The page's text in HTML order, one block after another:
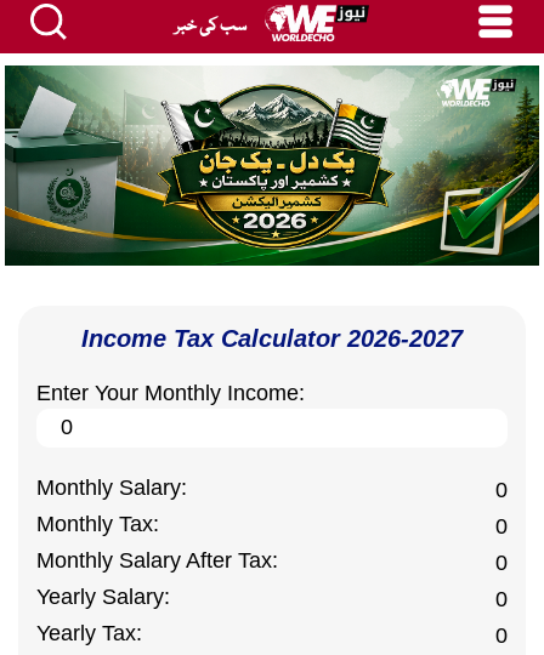
سب کی خبر
Income Tax Calculator 2026-2027
Enter Your Monthly Income:
Monthly Salary:
0
Monthly Tax:
0
Monthly Salary After Tax:
0
Yearly Salary:
0
Yearly Tax:
0